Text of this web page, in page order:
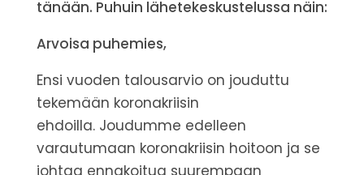
tänään. Puhuin lähetekeskustelussa näin:
Arvoisa puhemies,
Ensi vuoden talousarvio on jouduttu
tekemään koronakriisin
ehdoilla. Joudumme edelleen
varautumaan koronakriisin hoitoon ja se
johtaa ennakoitua suurempaan